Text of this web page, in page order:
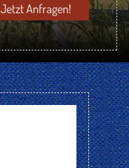
Jetzt Anfragen!